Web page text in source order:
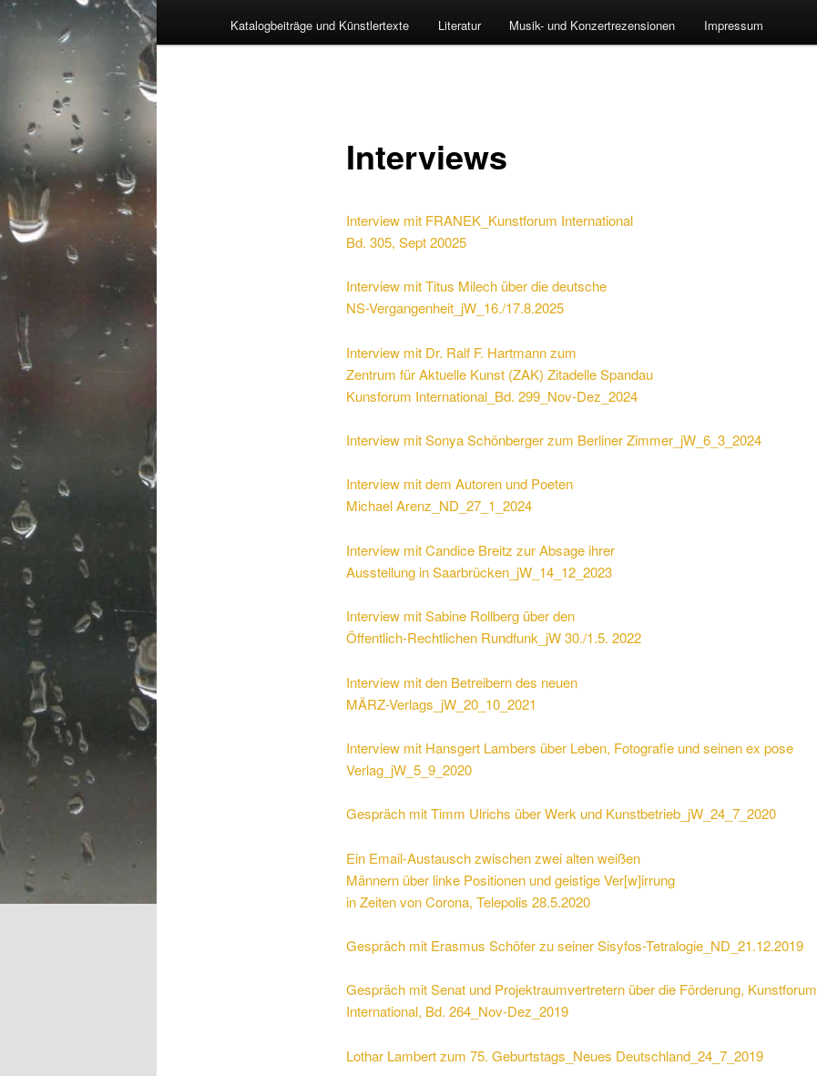
Katalogbeiträge und Künstlertexte Literatur Musik- und Konzertrezensionen Impressum
Interviews
Interview mit FRANEK_Kunstforum International
Bd. 305, Sept 20025
Interview mit Titus Milech über die deutsche
NS-Vergangenheit_jW_16./17.8.2025
Interview mit Dr. Ralf F. Hartmann zum
Zentrum für Aktuelle Kunst (ZAK) Zitadelle Spandau
Kunsforum International_Bd. 299_Nov-Dez_2024
Interview mit Sonya Schönberger zum Berliner Zimmer_jW_6_3_2024
Interview mit dem Autoren und Poeten
Michael Arenz_ND_27_1_2024
Interview mit Candice Breitz zur Absage ihrer
Ausstellung in Saarbrücken_jW_14_12_2023
Interview mit Sabine Rollberg über den
Öffentlich-Rechtlichen Rundfunk_jW 30./1.5. 2022
Interview mit den Betreibern des neuen
MÄRZ-Verlags_jW_20_10_2021
Interview mit Hansgert Lambers über Leben, Fotografie und seinen ex pose
Verlag_jW_5_9_2020
Gespräch mit Timm Ulrichs über Werk und Kunstbetrieb_jW_24_7_2020
Ein Email-Austausch zwischen zwei alten weißen
Männern über linke Positionen und geistige Ver[w]irrung
in Zeiten von Corona, Telepolis 28.5.2020
Gespräch mit Erasmus Schöfer zu seiner Sisyfos-Tetralogie_ND_21.12.2019
Gespräch mit Senat und Projektraumvertretern über die Förderung, Kunstforum
International, Bd. 264_Nov-Dez_2019
Lothar Lambert zum 75. Geburtstags_Neues Deutschland_24_7_2019